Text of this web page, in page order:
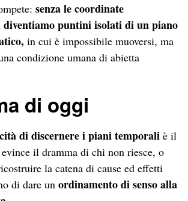
senza le coordinate
diventiamo puntini isolati di un piano
in cui è impossibile muoversi, ma
condizione umana di abietta
di oggi
di discernere i piani temporali è il
il dramma di chi non riesce, o
la catena di cause ed effetti
di dare unordinamento di senso alla